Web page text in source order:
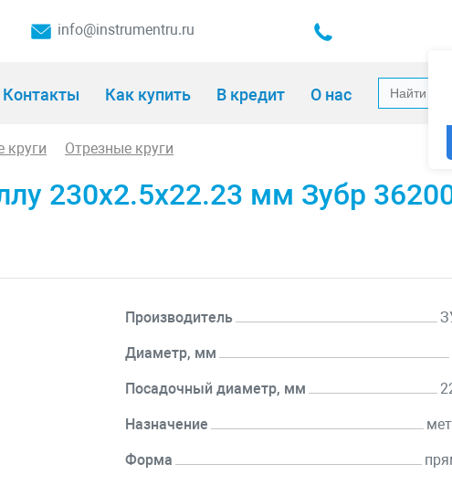
info@instrumentru.ru
Контакты Как купить В кредит О нас
круги Отрезные круги
230x2.5x22.23 мм Зубр
Производитель
Диаметр, мм
Посадочный диаметр, мм
Назначение
Форма